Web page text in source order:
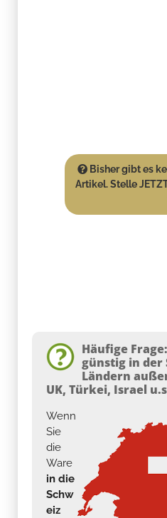
Bisher gibt es
Artikel. Stelle
Häufige
günstig in der
Ländern
UK, Türkei, Israel
Wenn
Sie
die
Ware
in die
Schw
eiz